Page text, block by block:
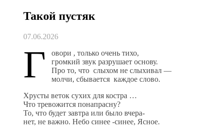
Такой пустяк
07.06.2026
Г
овори , только очень тихо,
громкий звук разрушает основу.
Про то, что слыхом не слыхивал —
молчи, сбывается каждое слово.
Хрусты веток сухих для костра …
Что тревожится понапрасну?
То, что будет завтра или было вчера-
нет, не важно. Небо синее -синее, Ясное.